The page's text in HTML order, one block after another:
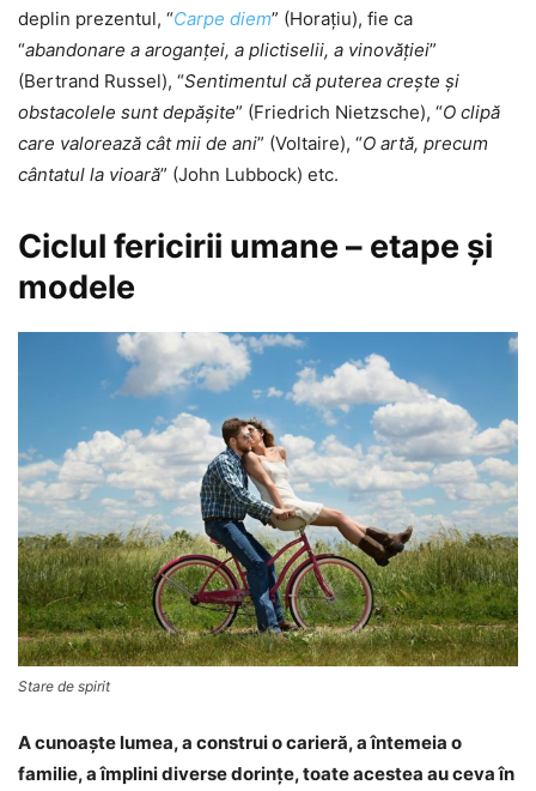
deplin prezentul, “Carpe diem” (Horaţiu), fie ca
“abandonare a aroganţei, a plictiselii, a vinovăţiei”
(Bertrand Russel), “Sentimentul că puterea creşte şi
obstacolele sunt depăşite” (Friedrich Nietzsche), “O clipă
care valorează cât mii de ani” (Voltaire), “O artă, precum
cântatul la vioară” (John Lubbock) etc.
Ciclul fericirii umane – etape şi
modele
Stare de spirit
A cunoaşte lumea, a construi o carieră, a întemeia o
familie, a împlini diverse dorinţe, toate acestea au ceva în